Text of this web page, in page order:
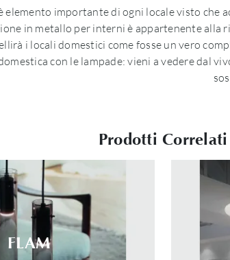
elemento importante di ogni locale visto
in metallo per interni è appartenente alla
i locali domestici come fosse un vero
con le lampade: vieni a vedere dal
Prodotti Correlati
FLAM